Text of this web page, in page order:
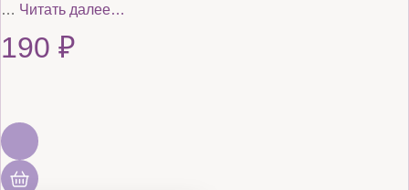
… Читать далее…
190 ₽